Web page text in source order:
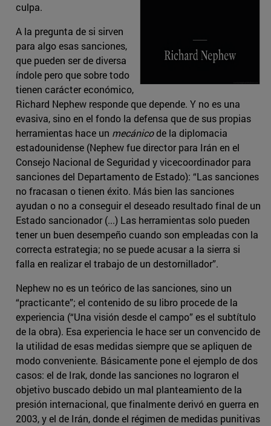
culpa.
A la pregunta de si sirven
para algo esas sanciones,
que pueden ser de diversa
índole pero que sobre todo
tienen carácter económico,
Richard Nephew responde que depende. Y no es una
evasiva, sino en el fondo la defensa que de sus propias
herramientas hace un mecánicode la diplomacia
estadounidense (Nephew fue director para Irán en el
Consejo Nacional de Seguridad y vicecoordinador para
sanciones del Departamento de Estado): “Las sanciones
no fracasan o tienen éxito. Más bien las sanciones
ayudan o no a conseguir el deseado resultado final de un
Estado sancionador (...) Las herramientas solo pueden
tener un buen desempeño cuando son empleadas con la
correcta estrategia; no se puede acusar a la sierra si
falla en realizar el trabajo de un destornillador”.
Nephew no es un teórico de las sanciones, sino un
“practicante”; el contenido de su libro procede de la
experiencia (“Una visión desde el campo” es el subtítulo
de la obra). Esa experiencia le hace ser un convencido de
la utilidad de esas medidas siempre que se apliquen de
modo conveniente. Básicamente pone el ejemplo de dos
casos: el de Irak, donde las sanciones no lograron el
objetivo buscado debido un mal planteamiento de la
presión internacional, que finalmente derivó en guerra en
2003, y el de Irán, donde el régimen de medidas punitivas